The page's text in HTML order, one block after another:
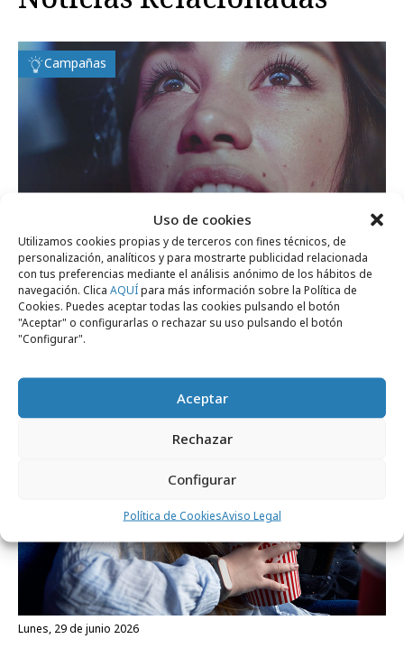
Uso de cookies
Utilizamos cookies propias y de terceros con fines técnicos, de
personalización, analíticos y para mostrarte publicidad relacionada
con tus preferencias mediante el análisis anónimo de los hábitos de
navegación. Clica AQUÍpara más información sobre la Política de
Cookies. Puedes aceptar todas las cookies pulsando el botón
"Aceptar" o configurarlas o rechazar su uso pulsando el botón
"Configurar".
Aceptar
Rechazar
Configurar
Política de CookiesAviso Legal
Campañas
lunes, 6 de julio 2026
Cinesa presenta “Las emociones son más
grandes en el cine”
lunes, 29 de junio 2026